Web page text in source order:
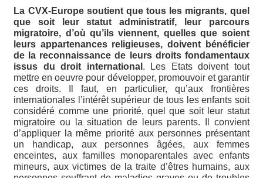
La CVX-Europe soutient que tous les migrants, quel
que soit leur statut administratif, leur parcours
migratoire, d’où qu’ils viennent, quelles que soient
leurs appartenances religieuses, doivent bénéficier
de la reconnaissance de leurs droits fondamentaux
issus du droit international . Les Etats doivent tout
mettre en oeuvre pour développer, promouvoir et garantir
ces droits. Il faut, en particulier, qu’aux frontières
internationales l’intérêt supérieur de tous les enfants soit
considéré comme une priorité, quel que soit leur statut
migratoire ou la situation de leurs parents. Il convient
d’appliquer la même priorité aux personnes présentant
un handicap, aux personnes âgées, aux femmes
enceintes, aux familles monoparentales avec enfants
mineurs, aux victimes de la traite d’êtres humains, aux